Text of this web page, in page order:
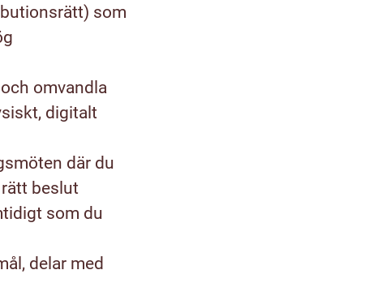
som
omvandla
digitalt
där du
beslut
som du
delar med